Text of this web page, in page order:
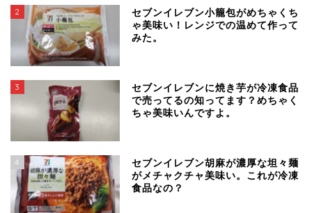
2
セブンイレブン小籠包がめちゃくち
ゃ美味い！レンジでの温めて作って
みた。
3
セブンイレブンに焼き芋が冷凍食品
で売ってるの知ってます？めちゃく
ちゃ美味いんですよ。
4
セブンイレブン胡麻が濃厚な坦々麺
がメチャクチャ美味い。これが冷凍
食品なの？